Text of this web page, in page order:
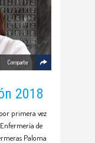
Comparte
2018
primera vez
de
Paloma